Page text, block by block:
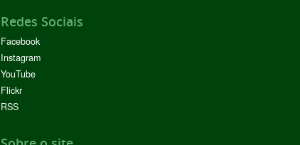
Redes Sociais
Facebook
Instagram
YouTube
Flickr
RSS